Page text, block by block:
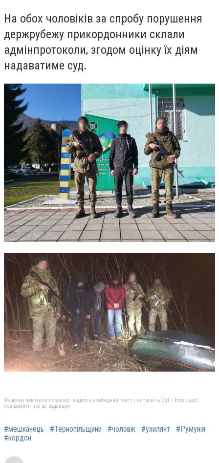
На обох чоловіків за спробу порушення
держрубежу прикордонники склали
адмінпротоколи, згодом оцінку їх діям
надаватиме суд.
Якщо ви помітили помилку, виділіть необхідний текст і натисніть Ctrl + Enter, щоб
повідомити про це редакцію
#мешканець #Тернопільщини #чоловік #ухилянт
#Румунія
#кордон